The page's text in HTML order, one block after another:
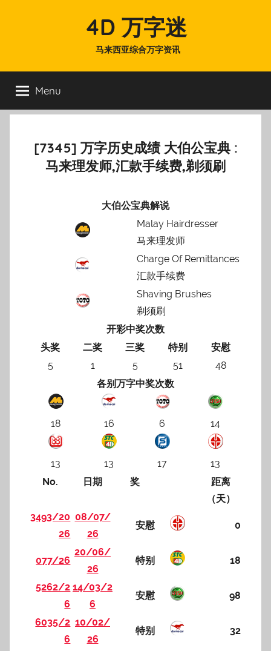
4D 万字迷
马来西亚综合万字资讯
Menu
[7345] 万字历史成绩 大伯公宝典 :
马来理发师,汇款手续费,剃须刷
大伯公宝典解说
Malay Hairdresser
马来理发师
Charge Of Remittances
汇款手续费
Shaving Brushes
剃须刷
开彩中奖次数
头奖
二奖 三奖 特别
安慰
5
1 5 51
48
各别万字中奖次数
18 16 6 14
13 13 17
13
No.
日期 奖
距离
（天）
3493/20
26
08/07/
26
安慰 0
077/26
20/06/
26
特别 18
5262/2
6
14/03/2
6
安慰 98
6035/2
6
10/02/
26
特别 32